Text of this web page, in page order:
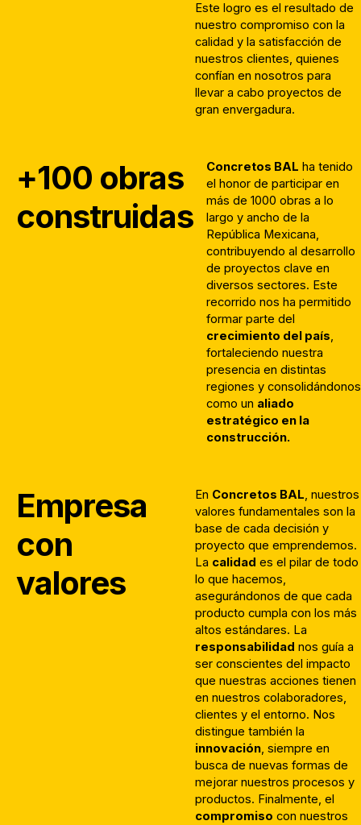
Este logro es el resultado de
nuestro compromiso con la
calidad y la satisfacción de
nuestros clientes, quienes
confían en nosotros para
llevar a cabo proyectos de
gran envergadura.
+100 obras
construidas
Concretos BAL ha tenido
el honor de participar en
más de 1000 obras a lo
largo y ancho de la
República Mexicana,
contribuyendo al desarrollo
de proyectos clave en
diversos sectores. Este
recorrido nos ha permitido
formar parte del
crecimiento del país,
fortaleciendo nuestra
presencia en distintas
regiones y consolidándonos
como un aliado
estratégico en la
construcción.
Empresa
con
valores
En Concretos BAL, nuestros
valores fundamentales son la
base de cada decisión y
proyecto que emprendemos.
La calidad es el pilar de todo
lo que hacemos,
asegurándonos de que cada
producto cumpla con los más
altos estándares. La
responsabilidad nos guía a
ser conscientes del impacto
que nuestras acciones tienen
en nuestros colaboradores,
clientes y el entorno. Nos
distingue también la
innovación, siempre en
busca de nuevas formas de
mejorar nuestros procesos y
productos. Finalmente, el
compromiso con nuestros